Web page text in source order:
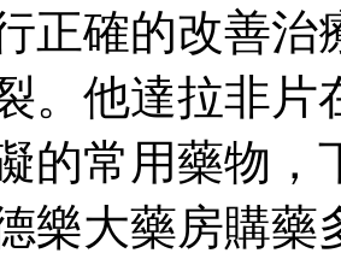
正確的改善治
。他達拉非片
的常用藥物
樂大藥房購藥